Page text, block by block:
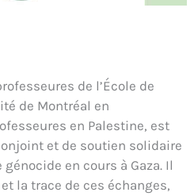
de l’École de
de Montréal en
en Palestine, est
et de soutien solidaire
en cours à Gaza. Il
la trace de ces échanges,